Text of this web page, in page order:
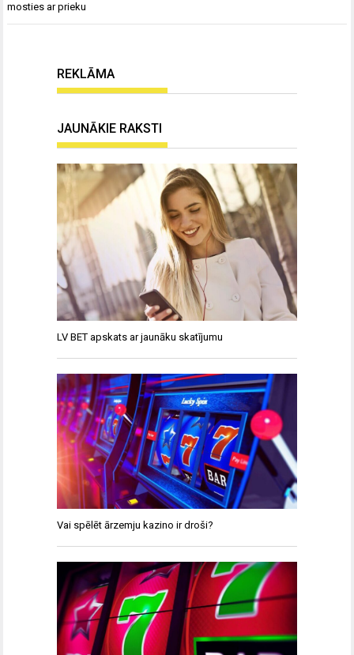
mosties ar prieku
REKLĀMA
JAUNĀKIE RAKSTI
LV BET apskats ar jaunāku skatījumu
Vai spēlēt ārzemju kazino ir droši?